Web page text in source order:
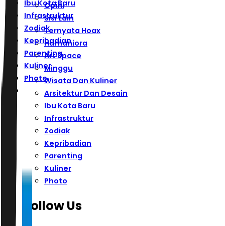
Ibu Kota Baru
Infrastruktur
Zodiak
Kepribadian
Parenting
Kuliner
Photo
Opini
Sisi Lain
Ternyata Hoax
Humaniora
Art Space
Minggu
Wisata Dan Kuliner
Arsitektur Dan Desain
Ibu Kota Baru
Infrastruktur
Zodiak
Kepribadian
Parenting
Kuliner
Photo
Follow Us